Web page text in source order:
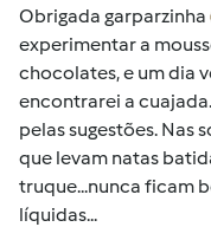
Obrigada garparzinha
experimentar a
chocolates, e um dia
encontrarei a
pelas sugestões. Nas
que levam natas
truque...nunca ficam
líquidas...